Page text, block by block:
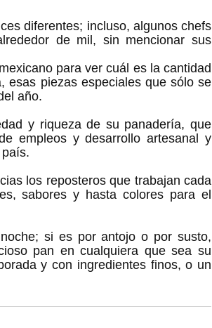
diferentes; incluso, algunos chefs
de mil, sin mencionar sus
para ver cuál es la cantidad
esas piezas especiales que sólo se
año.
y riqueza de su panadería, que
empleos y desarrollo artesanal y
los reposteros que trabajan cada
sabores y hasta colores para el
si es por antojo o por susto,
pan en cualquiera que sea su
y con ingredientes finos, o un